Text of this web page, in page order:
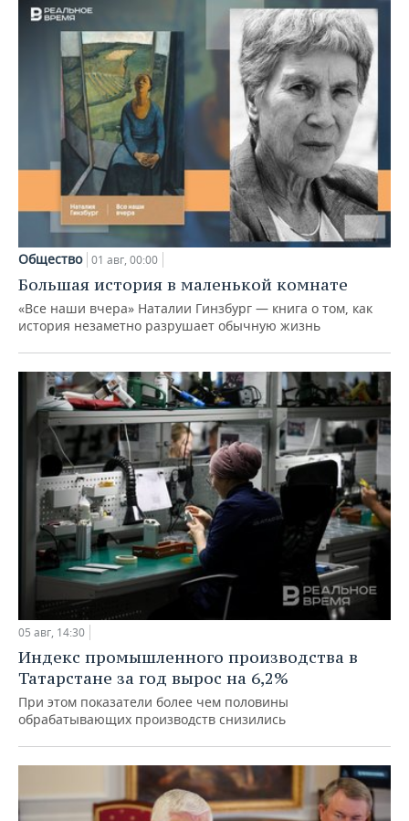
Общество 01 авг, 00:00
Большая история в маленькой комнате
«Все наши вчера» Наталии Гинзбург — книга о том, как
история незаметно разрушает обычную жизнь
05 авг, 14:30
Индекс промышленного производства в
Татарстане за год вырос на 6,2%
При этом показатели более чем половины
обрабатывающих производств снизились